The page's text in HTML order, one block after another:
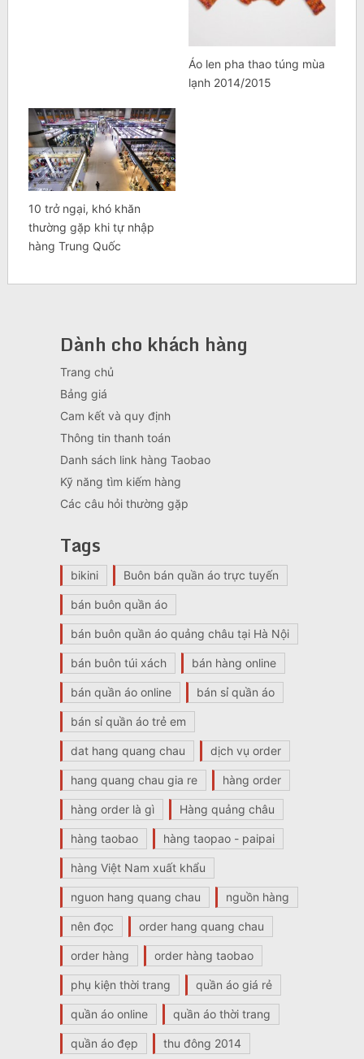
Áo len pha thao túng mùa
lạnh 2014/2015
10 trở ngại, khó khăn
thường gặp khi tự nhập
hàng Trung Quốc
Dành cho khách hàng
Trang chủ
Bảng giá
Cam kết và quy định
Thông tin thanh toán
Danh sách link hàng Taobao
Kỹ năng tìm kiếm hàng
Các câu hỏi thường gặp
Tags
bikini Buôn bán quần áo trực tuyến
bán buôn quần áo
bán buôn quần áo quảng châu tại Hà Nội
bán buôn túi xách bán hàng online
bán quần áo online bán sỉ quần áo
bán sỉ quần áo trẻ em
dat hang quang chau dịch vụ order
hang quang chau gia re hàng order
hàng order là gì Hàng quảng châu
hàng taobao hàng taopao - paipai
hàng Việt Nam xuất khẩu
nguon hang quang chau nguồn hàng
nên đọc order hang quang chau
order hàng order hàng taobao
phụ kiện thời trang quần áo giá rẻ
quần áo online quần áo thời trang
quần áo đẹp thu đông 2014